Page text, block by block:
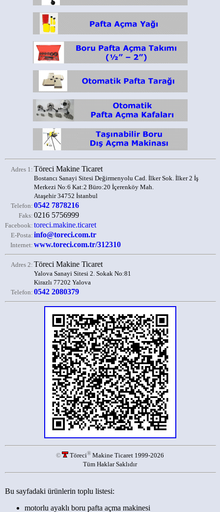
Adres 1: Töreci Makine Ticaret
Bostancı Sanayi Sitesi Değirmenyolu Cad. İlker Sok. İlker 2 İş
Merkezi No:6 Kat:2 Büro:20 İçerenköy Mah.
Ataşehir 34752 İstanbul
Telefon: 0542 7878216
Faks: 0216 5756999
Facebook: toreci.makine.ticaret
E-Posta: info@toreci.com.tr
Internet: www.toreci.com.tr/312310
Adres 2: Töreci Makine Ticaret
Yalova Sanayi Sitesi 2. Sokak No:81
Kirazlı 77202 Yalova
Telefon: 0542 2080379
© Töreci® Makine Ticaret 1999-2026
Tüm Haklar Saklıdır
Bu sayfadaki ürünlerin toplu listesi:
motorlu ayaklı boru pafta açma makinesi